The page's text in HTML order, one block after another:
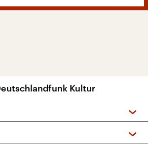
Kultur
und Podcasts